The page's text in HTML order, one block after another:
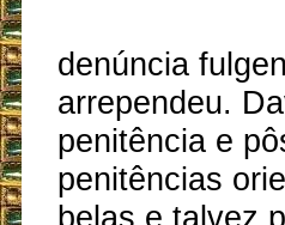
denúncia
arrependeu.
penitência e
penitências
belas e talvez